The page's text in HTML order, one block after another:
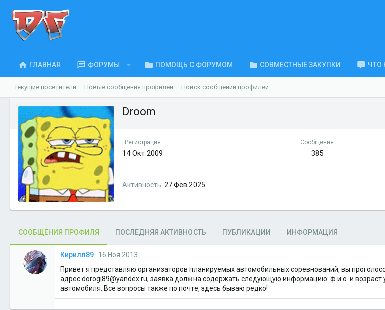
ГЛАВНАЯ ФОРУМЫ ПОМОЩЬ С ФОРУМОМ СОВМЕСТНЫЕ ЗАКУПКИ ЧТО
Текущие посетители Новые сообщения профилей Поиск сообщений профилей
Droom
Регистрация
14 Окт 2009
Сообщения
385
Активность 27 Фев 2025
СООБЩЕНИЯ ПРОФИЛЯ ПОСЛЕДНЯЯ АКТИВНОСТЬ ПУБЛИКАЦИИ ИНФОРМАЦИЯ
Кирилл89
16 Ноя 2013
Привет я представляю организаторов планируемых автомобильных соревнований, вы
адрес dorogi89@yandex.ru, заявка должна содержать следующую информацию: ф.и.о. и
автомобиля. Все вопросы также по почте, здесь бываю редко!